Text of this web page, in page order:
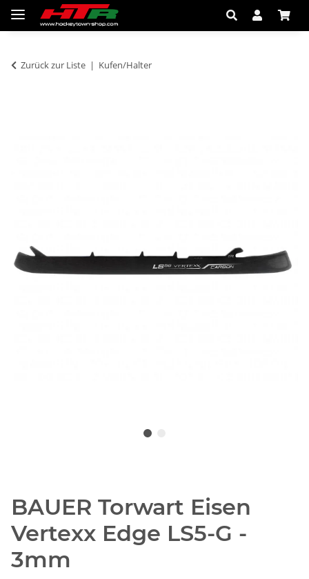
Zurück zur Liste Kufen/Halter
BAUER Torwart Eisen
Vertexx Edge LS5-G -
3mm